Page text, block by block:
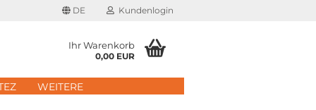
DE Kundenlogin
Ihr Warenkorb
0,00 EUR
WEITERE